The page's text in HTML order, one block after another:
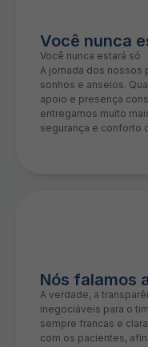
Você nunca
Você nunca estará só
A jornada dos nossos
sonhos e anseios.
apoio e presença
entregamos muito
segurança e conforto
Nós falamos
A verdade, a
inegociáveis para o
sempre francas e
com os pacientes,